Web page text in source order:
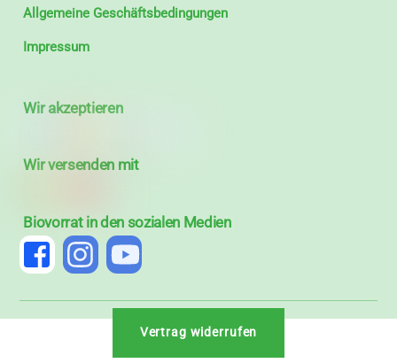
Allgemeine Geschäftsbedingungen
Impressum
Wir akzeptieren
Wir versenden mit
Biovorrat in den sozialen Medien
Vertrag widerrufen